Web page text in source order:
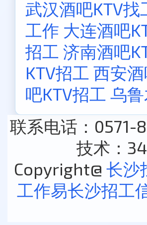
武汉酒吧KTV找
工作 大连酒吧
招工 济南酒吧
KTV招工 西安
吧KTV招工 乌
联系电话：0571-
技术：
Copyright@ 长沙
工作易长沙招工